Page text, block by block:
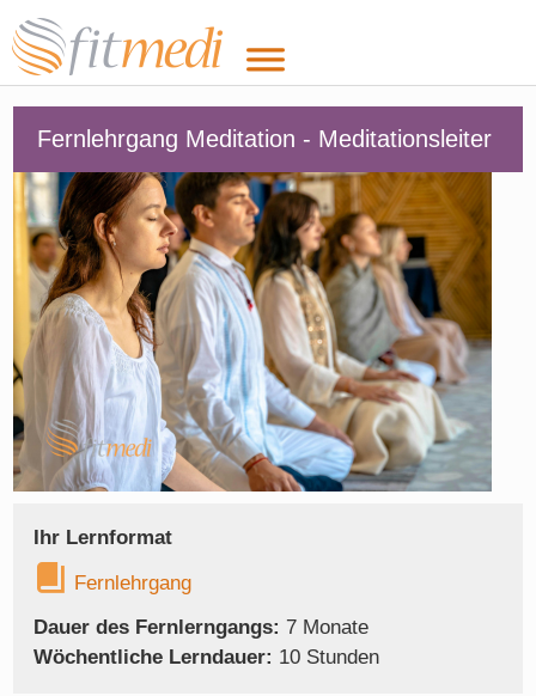
Fernlehrgang Meditation - Meditationsleiter
Ihr Lernformat
Fernlehrgang
Dauer des Fernlerngangs: 7 Monate
Wöchentliche Lerndauer: 10 Stunden